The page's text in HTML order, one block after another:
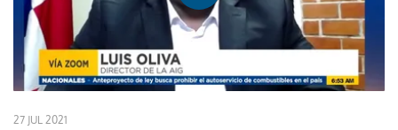
27 JUL 2021